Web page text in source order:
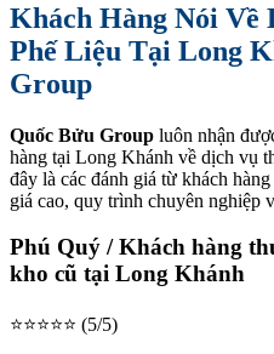
Khách Hàng Nói Về
Phế Liệu Tại Long
Group
Quốc Bửu Group luôn nhận
hàng tại Long Khánh về dịch vụ
đây là các đánh giá từ khách
giá cao, quy trình chuyên nghiệp
Phú Quý / Khách hàng
kho cũ tại Long Khánh
⭐⭐⭐⭐⭐ (5/5)